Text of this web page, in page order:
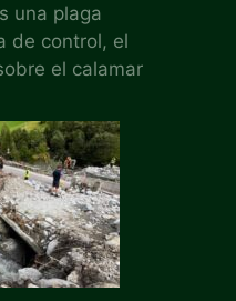
una plaga
de control, el
el calamar